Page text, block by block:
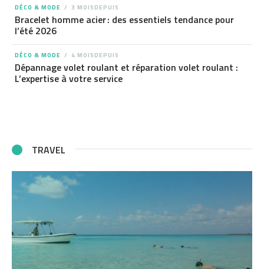
DÉCO & MODE 3 MOISDEPUIS
Bracelet homme acier : des essentiels tendance pour
l’été 2026
DÉCO & MODE 4 MOISDEPUIS
Dépannage volet roulant et réparation volet roulant :
L’expertise à votre service
TRAVEL